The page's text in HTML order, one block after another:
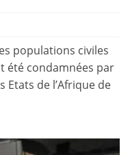
populations civiles
été condamnées par
de l’Afrique de